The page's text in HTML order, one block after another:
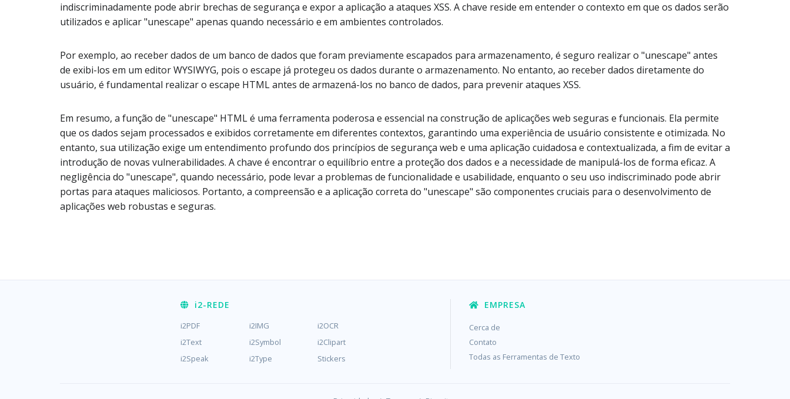
indiscriminadamente pode abrir brechas de segurança e expor a aplicação a ataques XSS. A chave reside em entender o contexto em que os dados serão
utilizados e aplicar "unescape" apenas quando necessário e em ambientes controlados.
Por exemplo, ao receber dados de um banco de dados que foram previamente escapados para armazenamento, é seguro realizar o "unescape" antes
de exibi-los em um editor WYSIWYG, pois o escape já protegeu os dados durante o armazenamento. No entanto, ao receber dados diretamente do
usuário, é fundamental realizar o escape HTML antes de armazená-los no banco de dados, para prevenir ataques XSS.
Em resumo, a função de "unescape" HTML é uma ferramenta poderosa e essencial na construção de aplicações web seguras e funcionais. Ela permite
que os dados sejam processados e exibidos corretamente em diferentes contextos, garantindo uma experiência de usuário consistente e otimizada. No
entanto, sua utilização exige um entendimento profundo dos princípios de segurança web e uma aplicação cuidadosa e contextualizada, a fim de evitar a
introdução de novas vulnerabilidades. A chave é encontrar o equilíbrio entre a proteção dos dados e a necessidade de manipulá-los de forma eficaz. A
negligência do "unescape", quando necessário, pode levar a problemas de funcionalidade e usabilidade, enquanto o seu uso indiscriminado pode abrir
portas para ataques maliciosos. Portanto, a compreensão e a aplicação correta do "unescape" são componentes cruciais para o desenvolvimento de
aplicações web robustas e seguras.
i2-REDE
i2PDF i2IMG
i2OCR
i2Text
i2Symbol
i2Clipart
i2Speak
i2Type Stickers
EMPRESA
Cerca de
Contato
Todas as Ferramentas de Texto